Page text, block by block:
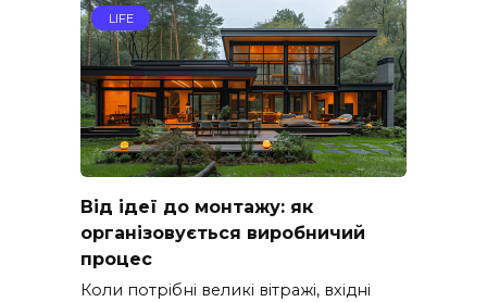
LIFE
Від ідеї до монтажу: як
організовується виробничий
процес
Коли потрібні великі вітражі, вхідні